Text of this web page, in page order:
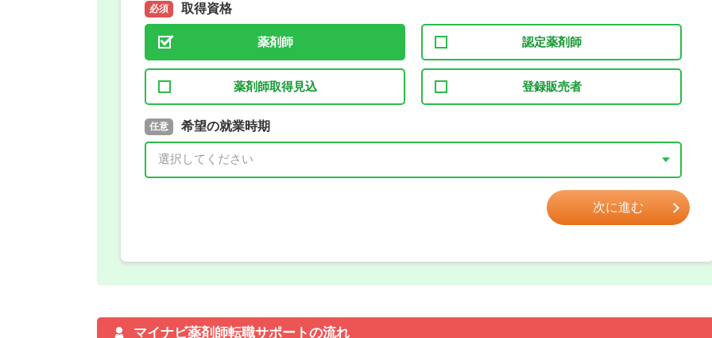
必須 取得資格
薬剤師 認定薬剤師
薬剤師取得見込 登録販売者
必須 取得予定年
年 3月
任意 希望の就業時期
次に進む
マイナビ薬剤師転職サポートの流れ